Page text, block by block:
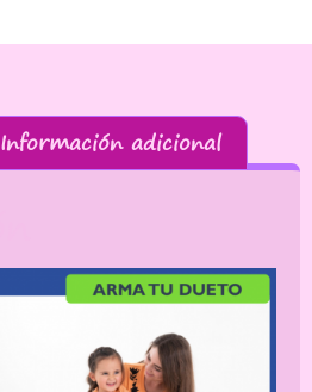
Información adicional